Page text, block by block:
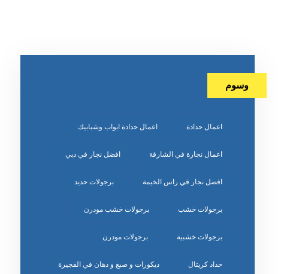
وسوم
اعمال حدادة اعمال حدادة ابواب وشبابيك
اعمال نجارة في الشارقة افضل نجار في دبي
افضل نجار في راس الخيمة برجولات حديد
برجولات خشب برجولات خشب مودرن
برجولات خشبية برجولات مودرن
حداد كريتال ديكورات و صبغ و دهان في الفجيرة